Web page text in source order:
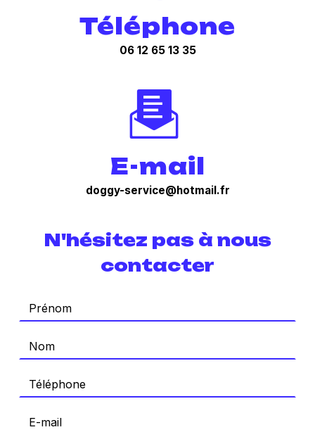
Téléphone
06 12 65 13 35
E-mail
doggy-service@hotmail.fr
N'hésitez pas à nous
contacter